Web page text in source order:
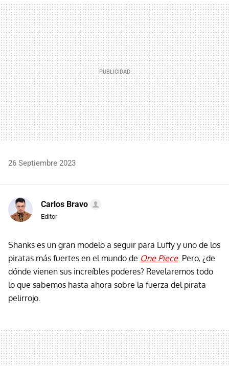
MAIL
26 Septiembre 2023
Carlos Bravo
Editor
Shanks es un gran modelo a seguir para Luffy y uno de los
piratas más fuertes en el mundo de One Piece. Pero, ¿de
dónde vienen sus increíbles poderes? Revelaremos todo
lo que sabemos hasta ahora sobre la fuerza del pirata
pelirrojo.